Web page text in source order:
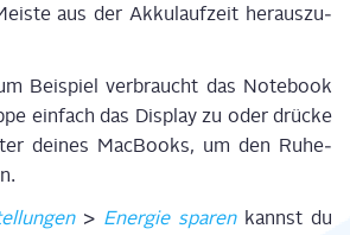
eis­te aus der Akku­lauf­zeit her­aus­zu­
Bei­spiel ver­braucht das Note­book
ein­fach das Dis­playzu oder drü­cke
dei­nes Mac­Books, um den Ruhe­
> Ener­gie spa­ren kannst du